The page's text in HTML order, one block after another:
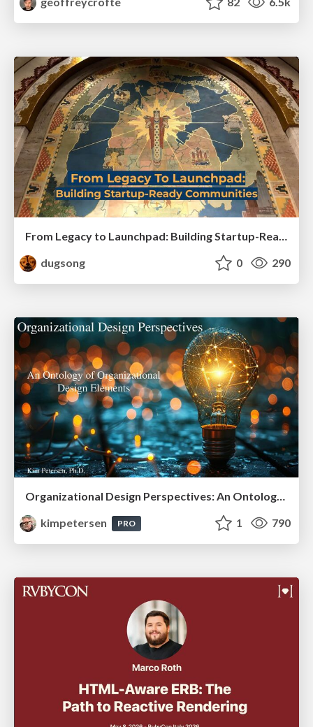
dugsong
0 290
Organizational Design Perspectives: An Ontology of Organizational Design Elements
kimpetersen
PRO 1 790